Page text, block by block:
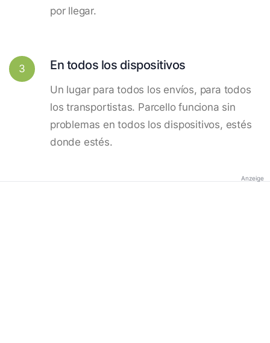
por llegar.
3 En todos los dispositivos
Un lugar para todos los envíos, para todos
los transportistas. Parcello funciona sin
problemas en todos los dispositivos, estés
donde estés.
Anzeige